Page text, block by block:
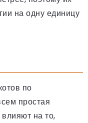
на одну единицу
по
простая
на то,